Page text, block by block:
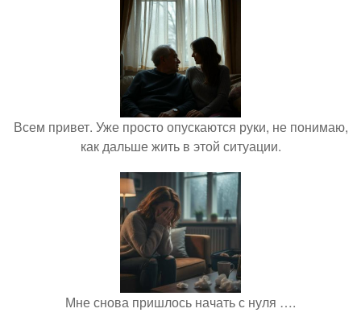
Всем привет. Уже просто опускаются руки, не понимаю,
как дальше жить в этой ситуации.
Мне снова пришлось начать с нуля ….